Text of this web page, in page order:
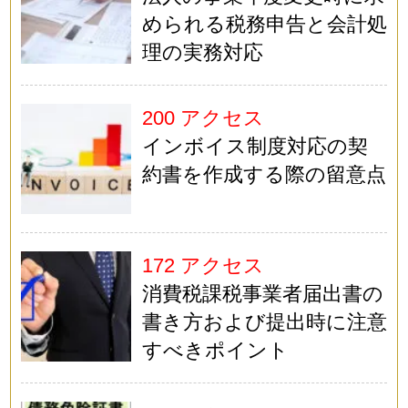
められる税務申告と会計処
理の実務対応
200 アクセス
インボイス制度対応の契
約書を作成する際の留意点
172 アクセス
消費税課税事業者届出書の
書き方および提出時に注意
すべきポイント